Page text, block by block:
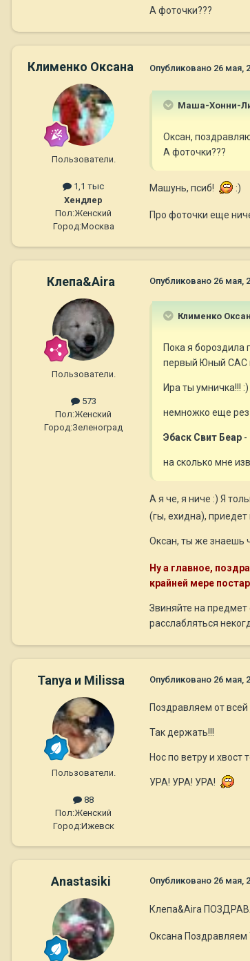
А фоточки???
Клименко Оксана
Пользователи.
1,1 тыс
Хендлер
Пол:Женский
Город:Москва
Опубликовано 26 мая,
Маша-Хонни-
Оксан,
А фоточки???
Машунь, псиб! :)
Про фоточки еще
Клепа&Aira
Пользователи.
573
Пол:Женский
Город:Зеленоград
Опубликовано 26 мая,
Клименко
Пока я бороздила
первый Юный САС
Ира ты умничка!!!
немножко еще рез
Эбаск Свит Беар -
на сколько мне
А я че, я ниче :) Я
(гы, ехидна),
Оксан, ты же знаешь
Ну а главное,
крайней мере
Звиняйте на предмет
расслабляться
Tanya и Milissa
Пользователи.
88
Пол:Женский
Город:Ижевск
Опубликовано 26 мая,
Поздравляем от
Так держать!!!
Нос по ветру и хвост
УРА! УРА! УРА!
Anastasiki Опубликовано 26 мая,
Клепа&Aira
Оксана